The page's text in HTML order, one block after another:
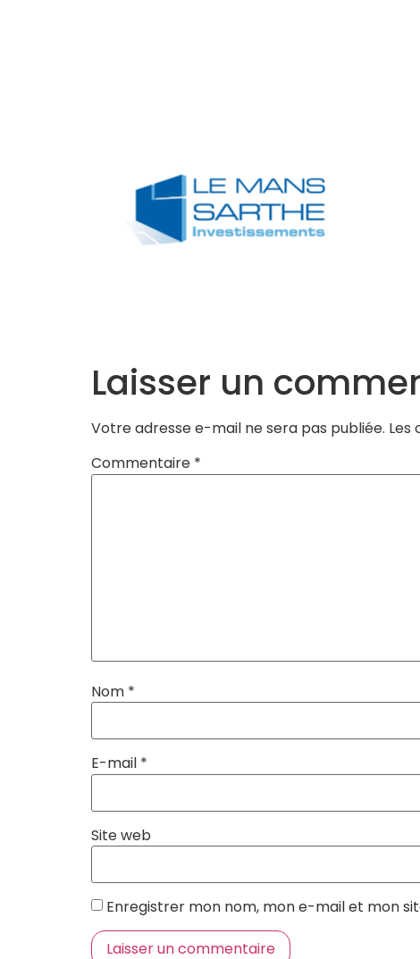
Laisser un
Votre adresse e-mail ne sera pas publiée. Les
Commentaire *
Nom *
E-mail *
Site web
Enregistrer mon nom, mon e-mail et mon